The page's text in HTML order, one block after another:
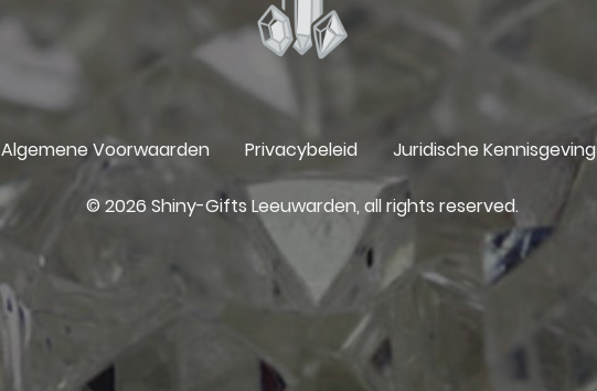
Algemene Voorwaarden Privacybeleid Juridische Kennisgeving
© 2026 Shiny-Gifts Leeuwarden, all rights reserved.